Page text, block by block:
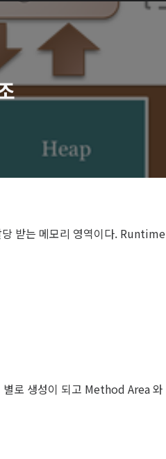
받는 메모리 영역이다. Runtime
로 생성이 되고 Method Area 와